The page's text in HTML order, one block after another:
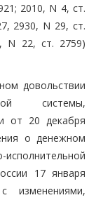
2010, N 4, ст.
2930, N 29, ст.
N 22, ст. 2759)
довольствии
системы,
от 20 декабря
о денежном
17 января
изменениями,